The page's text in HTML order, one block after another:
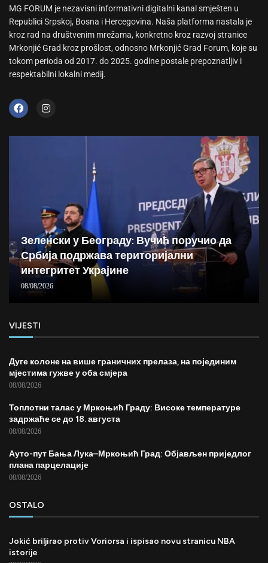
MG FORUM je nezavisni informativni digitalni kanal smješten u
Republici Srpskoj, Bosna i Hercegovina. Naša platforma nastala je
kroz rad na društvenim mrežama, konkretno kroz razvoj stranice
Mrkonjić Grad kroz prošlost, odnosno Mrkonjić Grad Forum, koje su
tokom perioda od 2017. do 2025. godine postale prepoznatljiv i
respektabilni lokalni medij.
Зеленски у Београду: Вучић поручио да
Србија подржава територијални
интегритет Украјине
08/08/2026
VIJESTI
Дуге колоне на више граничних прелаза, на појединим
мјестима гужве у оба смјера
08/08/2026
Топлотни талас у Мркоњић Граду: Високе температуре
задржаће се до 18. августа
08/08/2026
Ауто-пут Бања Лука–Мркоњић Град: Објављен приједлог
плана парцелације
08/08/2026
OSTALO
Jokić briljirao protiv Voriorsa i ispisao novu stranicu NBA
istorije